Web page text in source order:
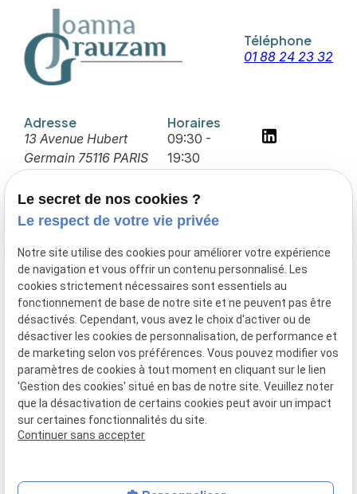
Téléphone
01 88 24 23 32
Adresse
13 Avenue Hubert
Germain 75116 PARIS
Horaires
09:30 -
19:30
Vendredi
Droit immobilier
Droit des affaires
Transactions immobilières
Contacter le cabinet
Mentions
légales
Politique de
confidentialité
Gestion
Plan du
site
Siret :80018041600011
Le secret de nos cookies ?
Le respect de votre vie privée
Notre site utilise des cookies pour améliorer votre expérience
de navigation et vous offrir un contenu personnalisé. Les
cookies strictement nécessaires sont essentiels au
fonctionnement de base de notre site et ne peuvent pas être
désactivés. Cependant, vous avez le choix d'activer ou de
désactiver les cookies de personnalisation, de performance et
de marketing selon vos préférences. Vous pouvez modifier vos
paramètres de cookies à tout moment en cliquant sur le lien
'Gestion des cookies' situé en bas de notre site. Veuillez noter
que la désactivation de certains cookies peut avoir un impact
sur certaines fonctionnalités du site.
Continuer sans accepter